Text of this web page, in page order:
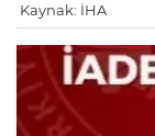
Kaynak: İHA